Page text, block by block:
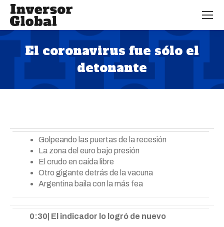
El coronavirus fue sólo el
detonante
Estás aquí:
Golpeando las puertas de la recesión
La zona del euro bajo presión
El crudo en caída libre
Otro gigante detrás de la vacuna
Argentina baila con la más fea
0:30| El indicador lo logró de nuevo